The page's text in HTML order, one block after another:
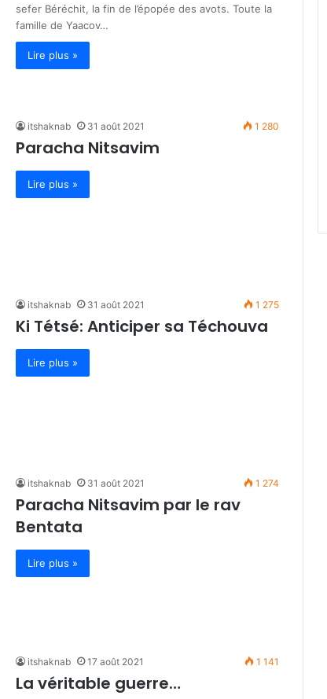
sefer Béréchit, la fin de l’épopée des avots. Toute la
famille de Yaacov…
Lire plus »
itshaknab 31 août 2021 1 280
Paracha Nitsavim
Lire plus »
itshaknab 31 août 2021 1 275
Ki Tétsé: Anticiper sa Téchouva
Lire plus »
itshaknab 31 août 2021 1 274
Paracha Nitsavim par le rav
Bentata
Lire plus »
itshaknab 17 août 2021 1 141
La véritable guerre…